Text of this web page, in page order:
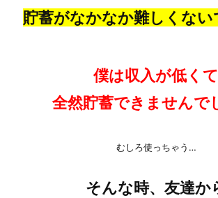
貯蓄がなかなか難しくな
僕は収入が低くて
全然貯蓄できませんで
むしろ使っちゃう…
そんな時、友達か